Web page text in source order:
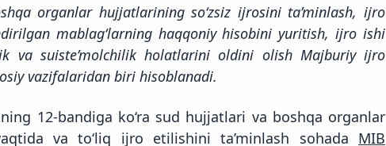
organlar hujjatlarining so‘zsiz ijrosini ta’minlash, ijro
mablag‘larning haqqoniy hisobini yuritish, ijro ishi
va suiste’molchilik holatlarini oldini olish Majburiy ijro
vazifalaridan biri hisoblanadi.
12-bandiga ko‘ra sud hujjatlari va boshqa organlar
va to‘liq ijro etilishini ta’minlash sohada MIB